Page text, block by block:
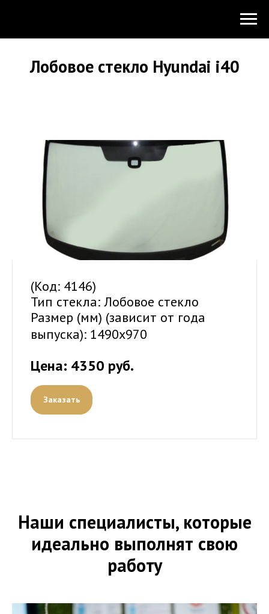
Лобовое стекло Hyundai i40
(Код: 4146)
Тип стекла: Лобовое стекло
Размер (мм) (зависит от года
выпуска): 1490х970
Цена: 4350 руб.
Заказать
Наши специалисты, которые
идеально выполнят свою
работу